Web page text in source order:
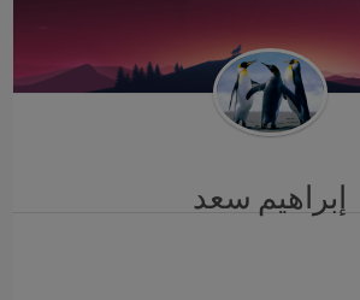
إبراهيم سعد